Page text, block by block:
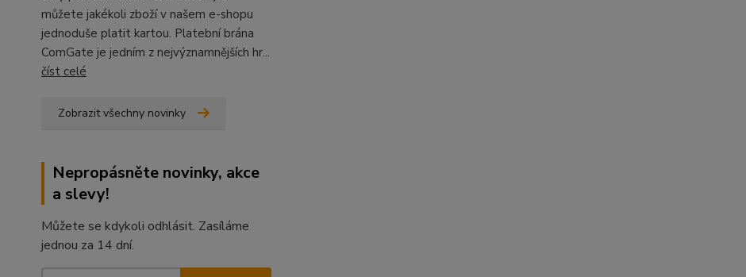
můžete jakékoli zboží v našem e-shopu
jednoduše platit kartou. Platební brána
ComGate je jedním z nejvýznamnějších hr...
číst celé
Zobrazit všechny novinky
Nepropásněte novinky, akce
a slevy!
Můžete se kdykoli odhlásit. Zasíláme
jednou za 14 dní.